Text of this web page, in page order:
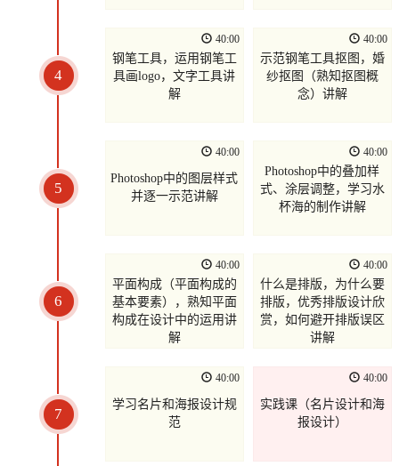
40:00
钢笔工具，运用钢笔工
具画logo，文字工具讲
解
4
40:00
示范钢笔工具抠图，婚
纱抠图（熟知抠图概
念）讲解
40:00
Photoshop中的图层样式
并逐一示范讲解
5
40:00
Photoshop中的叠加样
式、涂层调整，学习水
杯海的制作讲解
40:00
平面构成（平面构成的
基本要素），熟知平面
构成在设计中的运用讲
解
6
40:00
什么是排版，为什么要
排版，优秀排版设计欣
赏，如何避开排版误区
讲解
40:00
学习名片和海报设计规
范
7
40:00
实践课（名片设计和海
报设计）